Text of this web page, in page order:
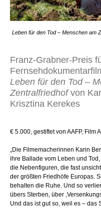
Leben für den Tod – Menschen am
Franz-Grabner-Preis
Leben für den Tod –
Zentralfriedhofvon
Krisztina Kerekes
€ 5.000, gestiftet von AAFP, Film
„Die Filmemacherinnen Karin
ihre Ballade vom Leben und
die Nebenfiguren, die fast
der größten Friedhöfe Europas.
behalten die Ruhe. Und so
übers Sterben, über
Und das ist gut so, weil es – das